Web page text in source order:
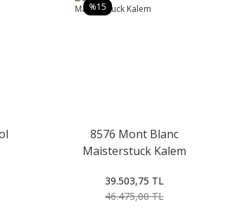
%15
8576 Mont Blanc
Maisterstuck Kalem
39.503,75 TL
46.475,00 TL